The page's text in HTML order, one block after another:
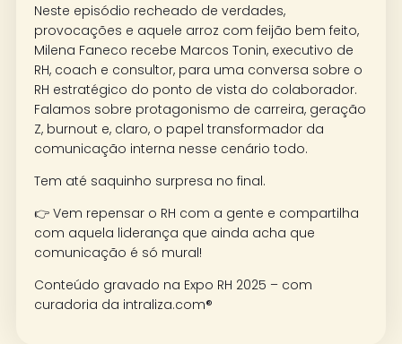
Neste episódio recheado de verdades,
provocações e aquele arroz com feijão bem feito,
Milena Faneco recebe Marcos Tonin, executivo de
RH, coach e consultor, para uma conversa sobre o
RH estratégico do ponto de vista do colaborador.
Falamos sobre protagonismo de carreira, geração
Z, burnout e, claro, o papel transformador da
comunicação interna nesse cenário todo.
Tem até saquinho surpresa no final.
👉 Vem repensar o RH com a gente e compartilha
com aquela liderança que ainda acha que
comunicação é só mural!
Conteúdo gravado na Expo RH 2025 – com
curadoria da intraliza.com®